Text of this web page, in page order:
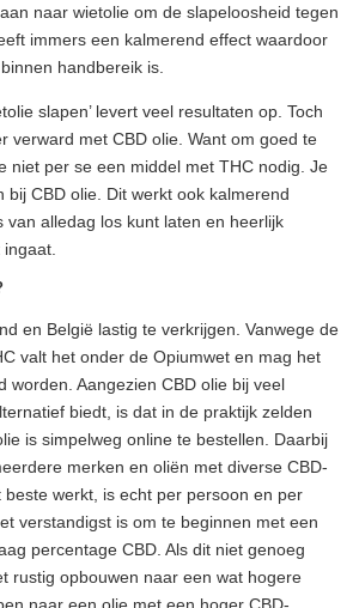
naar wietolie om de slapeloosheid tegen
immers een kalmerend effect waardoor
handbereik is.
slapen’ levert veel resultaten op. Toch
verward met CBD olie. Want om goed te
niet per se een middel met THC nodig. Je
bij CBD olie. Dit werkt ook kalmerend
van alledag los kunt laten en heerlijk
en België lastig te verkrijgen. Vanwege de
valt het onder de Opiumwet en mag het
worden. Aangezien CBD olie bij veel
biedt, is dat in de praktijk zelden
is simpelweg online te bestellen. Daarbij
merken en oliën met diverse CBD-
beste werkt, is echt per persoon en per
verstandigst is om te beginnen met een
percentage CBD. Als dit niet genoeg
rustig opbouwen naar een wat hogere